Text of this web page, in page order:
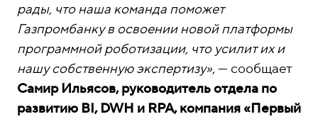
рады, что наша команда поможет
Газпромбанку в освоении новой платформы
программной роботизации, что усилит их и
нашу собственную экспертизу», — сообщает
Самир Ильясов, руководитель отдела по
развитию BI, DWH и RPA, компания «Первый